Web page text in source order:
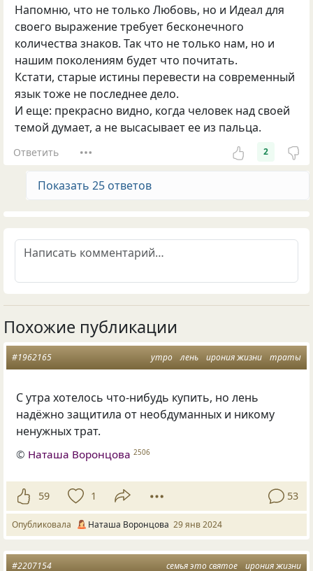
Напомню, что не только Любовь, но и Идеал для
своего выражение требует бесконечного
количества знаков. Так что не только нам, но и
нашим поколениям будет что почитать.
Кстати, старые истины перевести на современный
язык тоже не последнее дело.
И еще: прекрасно видно, когда человек над своей
темой думает, а не высасывает ее из пальца.
Ответить 2
Показать 25 ответов
Похожие публикации
утро лень ирония жизни траты
#1962165
С утра хотелось что-нибудь купить, но лень
надёжно защитила от необдуманных и никому
ненужных трат.
© Наташа Воронцова 2506
59 1 53
Опубликовала Наташа Воронцова 29 янв 2024
семья это святое ирония жизни
#2207154